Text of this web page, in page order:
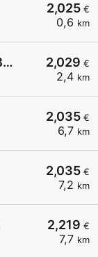
2,025 €
0,6 km
2,029 €
2,4 km
ESSO EXPRESS LES CLAYES SS BOIS LA VIGNERAIE
2,035 €
6,7 km
2,035 €
7,2 km
2,219 €
7,7 km